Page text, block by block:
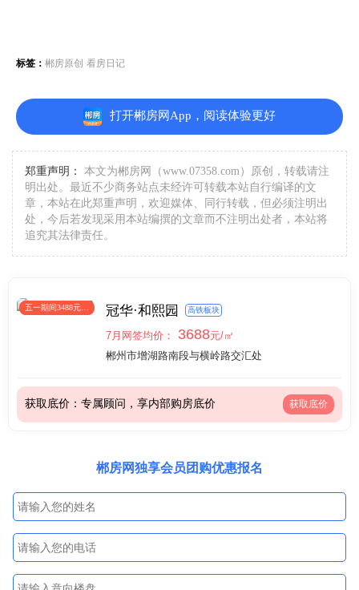
标签： 郴房原创 看房日记
打开郴房网App，阅读体验更好
郑重声明：
本文为郴房网（www.07358.com）原创，转载请注
明出处。最近不少商务站点未经许可转载本站自行编译的文
章，本站在此郑重声明，欢迎媒体、同行转载，但必须注明出
处，今后若发现采用本站编撰的文章而不注明出处者，本站将
追究其法律责任。
五一期间3488元/
冠华·和熙园 高铁板块
7月网签均价： 3688元/㎡
郴州市增湖路南段与横岭路交汇处
获取底价：专属顾问，享内部购房底价 获取底价
郴房网独享会员团购优惠报名